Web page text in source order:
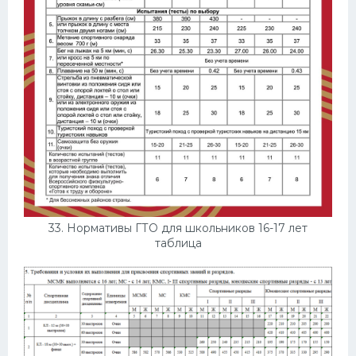
33. Нормативы ГТО для школьников 16-17 лет
таблица